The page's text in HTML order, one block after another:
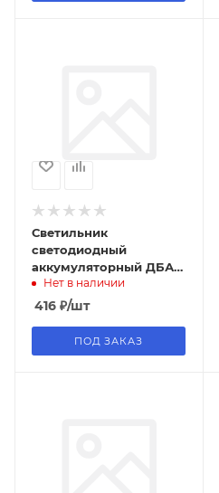
Светильник
светодиодный
аккумуляторный ДБА
3924 3ч 1,5Вт IEK
Нет в наличии
416 ₽/шт
ПОД ЗАКАЗ